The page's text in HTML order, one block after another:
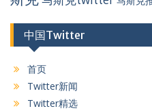
中国Twitter
首页
Twitter新闻
Twitter精选